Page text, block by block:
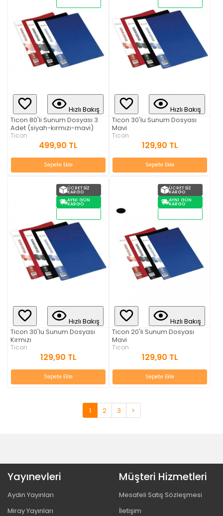
Hızlı Bakış
Ticon 80'li Sunum Dosyası 3
Adet (siyah-kırmızı-mavi)
Ticon
499,90 TL
Sepete Ekle
Hızlı Bakış
Ticon 30'lu Sunum Dosyası
Mavi
Ticon
129,90 TL
Sepete Ekle
ÜCRETSIZ
KARGO
AYNI GÜN
KARGO
Hızlı Bakış
Ticon 30'lu Sunum Dosyası
Kırmızı
Ticon
129,90 TL
Sepete Ekle
ÜCRETSIZ
KARGO
AYNI GÜN
KARGO
Hızlı Bakış
Ticon 20'li Sunum Dosyası
Mavi
Ticon
129,90 TL
Sepete Ekle
1 2 3 >
Yayınevleri
Aydın Yayınları
Miray Yayınları
Müşteri Hizmetleri
Mesafeli Satış Sözleşmesi
İletişim